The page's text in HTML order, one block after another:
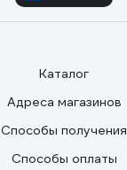
Каталог
Адреса магазинов
Способы получения
Способы оплаты